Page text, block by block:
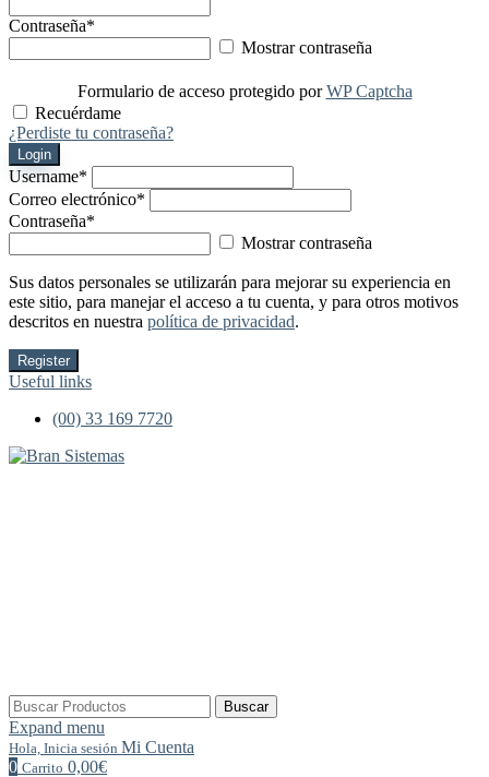
Contraseña*
Mostrar contraseña
Formulario de acceso protegido porWP Captcha
Recuérdame
¿Perdiste tu contraseña?
Login
Username*
Correo electrónico*
Contraseña*
Mostrar contraseña
Sus datos personales se utilizarán para mejorar su experiencia en
este sitio, para manejar el acceso a tu cuenta, y para otros motivos
descritos en nuestra política de privacidad.
Register
Useful links
(00) 33 169 7720
Buscar
por:
Buscar
Expand menu
Hola, Inicia sesión Mi Cuenta
0 Carrito 0,00€